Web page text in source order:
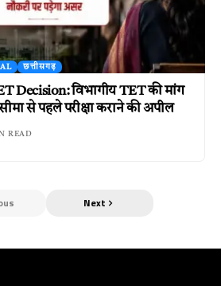
छत्तीसगढ़
Decision: विभागीय TET की मांग
से पहले परीक्षा कराने की अपील
READ
Next